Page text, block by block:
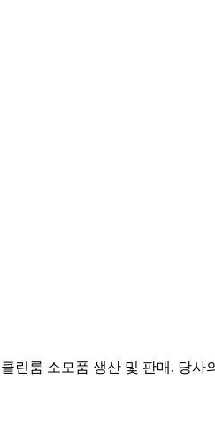
린룸 소모품 생산 및 판매. 당